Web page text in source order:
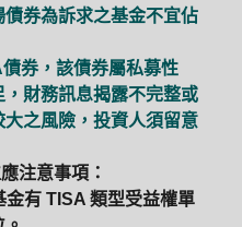
券為訴求之基金不宜佔
券，該債券屬私募性
財務訊息揭露不完整或
之風險，投資人須留意
注意事項：
有 TISA 類型受益權單